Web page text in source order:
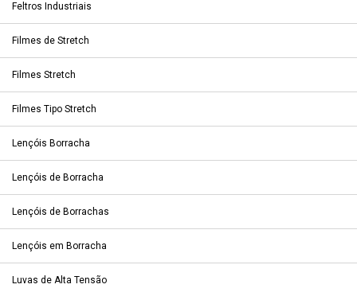
Feltros Industriais
Filmes de Stretch
Filmes Stretch
Filmes Tipo Stretch
Lençóis Borracha
Lençóis de Borracha
Lençóis de Borrachas
Lençóis em Borracha
Luvas de Alta Tensão